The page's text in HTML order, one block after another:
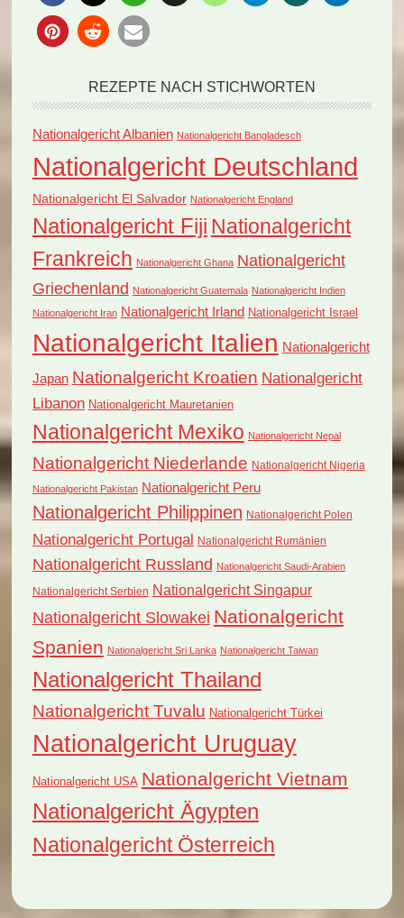
REZEPTE NACH STICHWORTEN
Nationalgericht Albanien Nationalgericht Bangladesch
Nationalgericht Deutschland
Nationalgericht El Salvador Nationalgericht England
Nationalgericht Fiji Nationalgericht
Frankreich Nationalgericht Ghana Nationalgericht
Griechenland Nationalgericht Guatemala Nationalgericht Indien
Nationalgericht Iran Nationalgericht Irland Nationalgericht Israel
Nationalgericht Italien Nationalgericht
Japan Nationalgericht Kroatien Nationalgericht
Libanon Nationalgericht Mauretanien
Nationalgericht Mexiko Nationalgericht Nepal
Nationalgericht Niederlande Nationalgericht Nigeria
Nationalgericht Pakistan Nationalgericht Peru
Nationalgericht Philippinen Nationalgericht Polen
Nationalgericht Portugal Nationalgericht Rumänien
Nationalgericht Russland Nationalgericht Saudi-Arabien
Nationalgericht Serbien Nationalgericht Singapur
Nationalgericht Slowakei Nationalgericht
Spanien Nationalgericht Sri Lanka Nationalgericht Taiwan
Nationalgericht Thailand
Nationalgericht Tuvalu Nationalgericht Türkei
Nationalgericht Uruguay
Nationalgericht USA Nationalgericht Vietnam
Nationalgericht Ägypten
Nationalgericht Österreich